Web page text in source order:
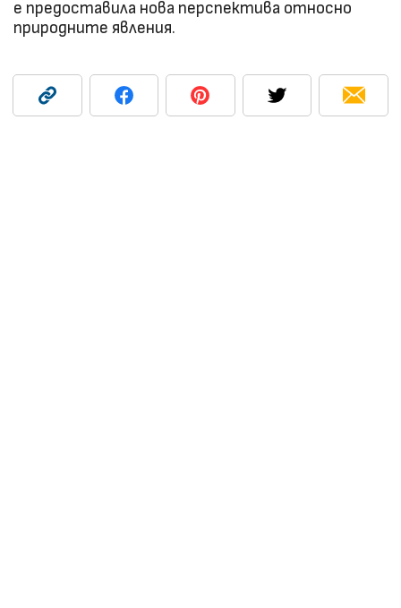
е предоставила нова перспектива относно
природните явления.